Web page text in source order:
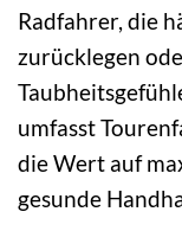
Radfahrer, die
zurücklegen
umfasst
die Wert auf
gesunde